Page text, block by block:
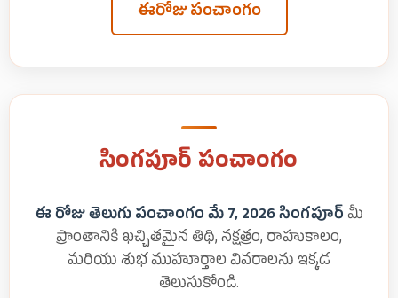
ఈరోజు పంచాంగం
సింగపూర్ పంచాంగం
ఈ రోజు తెలుగు పంచాంగం మే 7, 2026 సింగపూర్ మీ
ప్రాంతానికి ఖచ్చితమైన తిథి, నక్షత్రం, రాహుకాలం,
మరియు శుభ ముహూర్తాల వివరాలను ఇక్కడ
తెలుసుకోండి.